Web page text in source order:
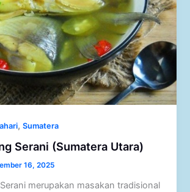
,Sumatera
Serani (Sumatera Utara)
16, 2025
merupakan masakan tradisional